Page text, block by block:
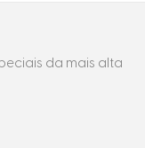
da mais alta